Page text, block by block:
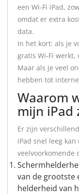
een Wi-Fi iPad,
omdat er extra
data.
In het kort: als je
gratis Wi-Fi werkt,
Maar als je veel
hebben tot
Waarom
mijn iPad
Er zijn
iPad snel leeg
veelvoorkomende
van de grootste
helderheid van